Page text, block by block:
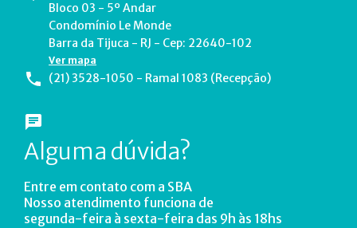
Bloco 03 - 5º Andar
Condomínio Le Monde
Barra da Tijuca - RJ - Cep: 22640-102
Ver mapa
(21) 3528-1050 - Ramal 1083 (Recepção)
Alguma dúvida?
Entre em contato com a SBA
Nosso atendimento funciona de
segunda-feira à sexta-feira das 9h às 18hs